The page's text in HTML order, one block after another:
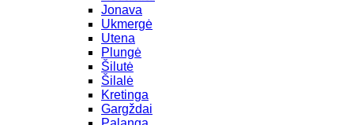
Jonava
Ukmergė
Utena
Plungė
Šilutė
Šilalė
Kretinga
Gargždai